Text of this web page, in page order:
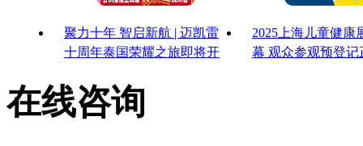
聚力十年 智启新航 | 迈凯雷
十周年泰国荣耀之旅即将开
2025上海儿童健康
幕 观众参观预登记
在线咨询